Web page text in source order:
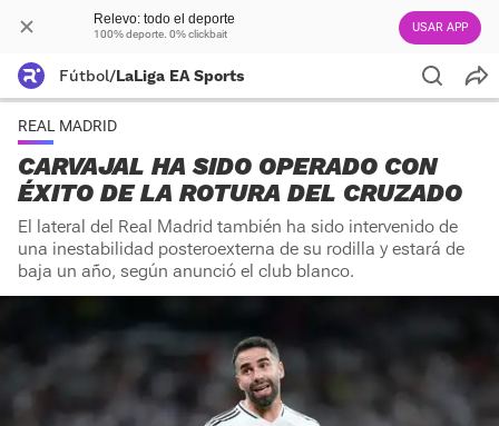
Relevo: todo el deporte
100% deporte. 0% clickbait USAR APP
Fútbol/LaLiga EA Sports
REAL MADRID
CARVAJAL HA SIDO OPERADO CON
ÉXITO DE LA ROTURA DEL CRUZADO
El lateral del Real Madrid también ha sido intervenido de
una inestabilidad posteroexterna de su rodilla y estará de
baja un año, según anunció el club blanco.